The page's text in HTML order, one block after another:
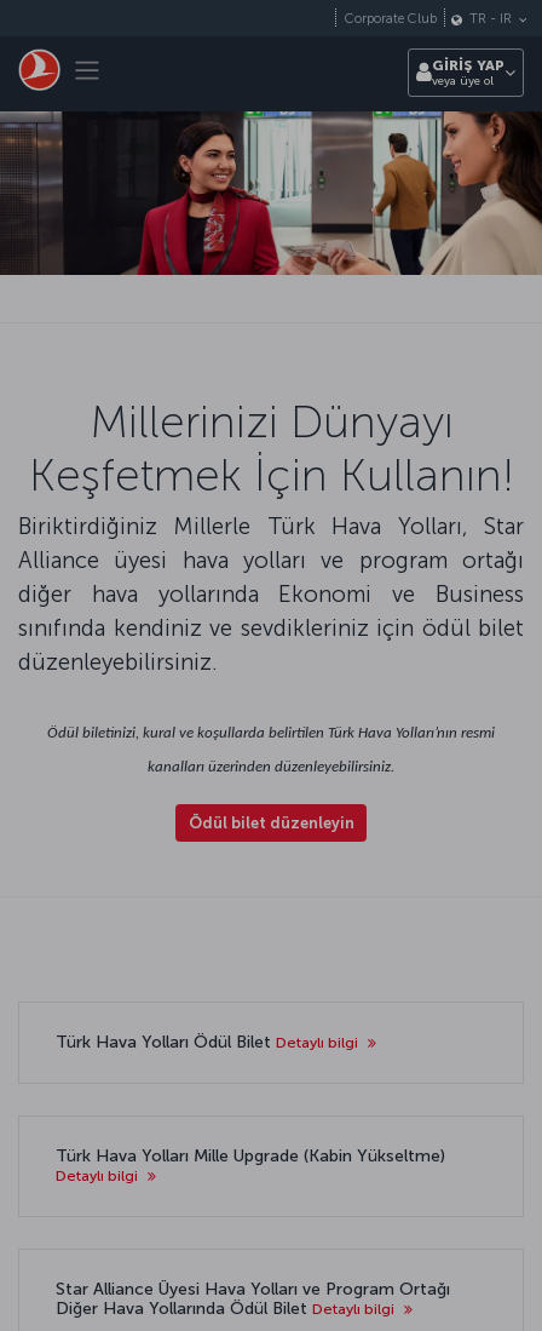
Toggle navigation
Corporate Club TR - IR
GİRİŞ YAP
veya üye ol
Millerinizi Dünyayı
Keşfetmek İçin Kullanın!
Biriktirdiğiniz Millerle Türk Hava Yolları, Star
Alliance üyesi hava yolları ve program ortağı
diğer hava yollarında Ekonomi ve Business
sınıfında kendiniz ve sevdikleriniz için ödül bilet
düzenleyebilirsiniz.
Ödül biletinizi, kural ve koşullarda belirtilen Türk Hava Yolları’nın resmi
kanalları üzerinden düzenleyebilirsiniz.
Ödül bilet düzenleyin
Türk Hava Yolları Ödül Bilet Detaylı bilgi
Türk Hava Yolları Mille Upgrade (Kabin Yükseltme)
Detaylı bilgi
Star Alliance Üyesi Hava Yolları ve Program Ortağı
Diğer Hava Yollarında Ödül Bilet Detaylı bilgi